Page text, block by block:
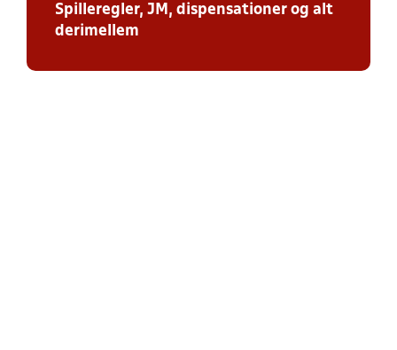
Spilleregler, JM, dispensationer og alt
derimellem